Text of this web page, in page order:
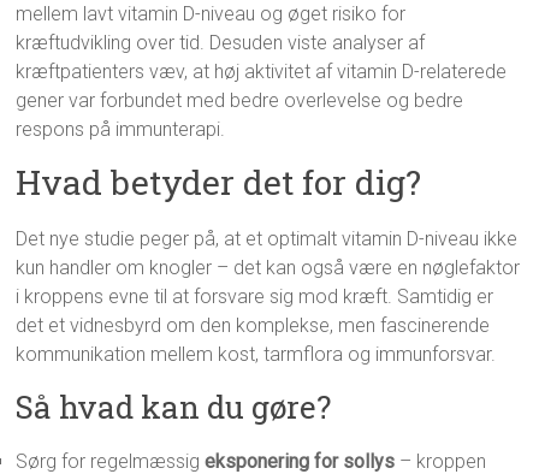
mellem lavt vitamin D-niveau og øget risiko for
kræftudvikling over tid. Desuden viste analyser af
kræftpatienters væv, at høj aktivitet af vitamin D-relaterede
gener var forbundet med bedre overlevelse og bedre
respons på immunterapi.
Hvad betyder det for dig?
Det nye studie peger på, at et optimalt vitamin D-niveau ikke
kun handler om knogler – det kan også være en nøglefaktor
i kroppens evne til at forsvare sig mod kræft. Samtidig er
det et vidnesbyrd om den komplekse, men fascinerende
kommunikation mellem kost, tarmflora og immunforsvar.
Så hvad kan du gøre?
Sørg for regelmæssigeksponering for sollys – kroppen